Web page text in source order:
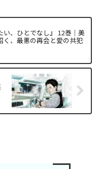
い、ひとでなし』 12巻｜美
く、最悪の再会と愛の共犯